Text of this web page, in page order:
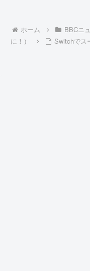
ホーム
BBCニ
に！）
Switchでス